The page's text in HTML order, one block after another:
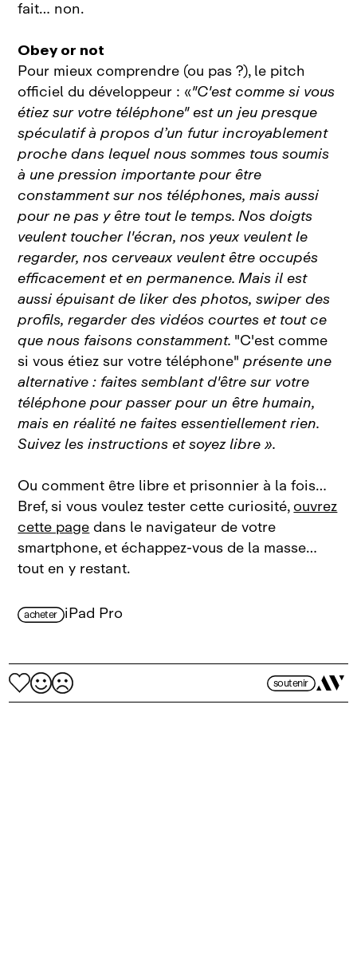
fait… non.
Obey or not
Pour mieux comprendre (ou pas ?), le pitch
officiel du développeur : «"C'est comme si vous
étiez sur votre téléphone"est un jeu presque
spéculatif à propos d’un futur incroyablement
proche dans lequel nous sommes tous soumis
à une pression importante pour être
constamment sur nos téléphones, mais aussi
pour ne pas y être tout le temps. Nos doigts
veulent toucher l'écran, nos yeux veulent le
regarder, nos cerveaux veulent être occupés
efficacement et en permanence. Mais il est
aussi épuisant de liker des photos, swiper des
profils, regarder des vidéos courtes et tout ce
que nous faisons constamment. "C'est comme
si vous étiez sur votre téléphone"présente une
alternative : faites semblant d'être sur votre
téléphone pour passer pour un être humain,
mais en réalité ne faites essentiellement rien.
Suivez les instructions et soyez libre ».
Ou comment être libre et prisonnier à la fois…
Bref, si vous voulez tester cette curiosité,ouvrez
cette pagedans le navigateur de votre
smartphone, et échappez‑vous de la masse…
tout en y restant.
acheter iPad Pro
soutenir